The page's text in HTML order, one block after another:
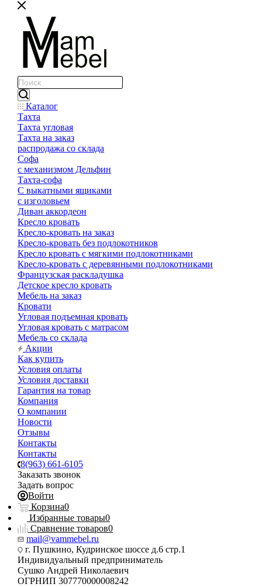
Каталог
Тахта
Тахта угловая
Тахта на заказ
распродажа со склада
Софа
с механизмом Дельфин
Тахта-софа
С выкатными ящиками
с изголовьем
Диван аккордеон
Кресло кровать
Кресло-кровать на заказ
Кресло-кровать без подлокотников
Кресло кровать с мягкими подлокотниками
Кресло-кровать с деревянными подлокотниками
Французская раскладушка
Детское кресло кровать
Мебель на заказ
Кровати
Угловая подъемная кровать
Угловая кровать с матрасом
Мебель со склада
Акции
Как купить
Условия оплаты
Условия доставки
Гарантия на товар
Компания
О компании
Новости
Отзывы
Контакты
Контакты
8(963) 661-6105
Заказать звонок
Задать вопрос
Войти
Корзина0
Избранные товары0
Сравнение товаров0
mail@vammebel.ru
г. Пушкино, Кудринское шоссе д.6 стр.1
Индивидуальный предприниматель
Сушко Андрей Николаевич
ОГРНИП 307770000008242